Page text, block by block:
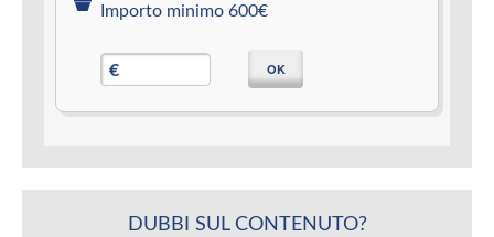
Importo minimo 600€
€ OK
DUBBI SUL CONTENUTO?